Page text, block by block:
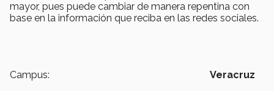
mayor, pues puede cambiar de manera repentina con
base en la información que reciba en las redes sociales.
Campus: Veracruz